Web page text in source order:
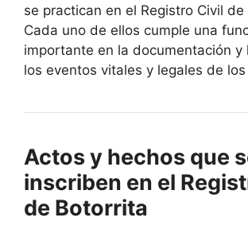
se practican en el Registro Civil
Cada uno de ellos cumple una
importante en la documentación y
los eventos vitales y legales de
Actos y hechos que
inscriben en el
de Botorrita